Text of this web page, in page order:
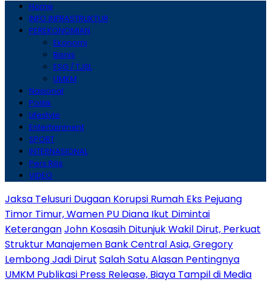
Home
INFO INFRASTRUKTUR
PEREKONOMIAN
Ekonomi
Bisnis
ESG / TJSL
UMKM
Nasional
Politik
Lifestyle
Entertainment
SPORT
INTERNASIONAL
Pers Rilis
VIDEO
Jaksa Telusuri Dugaan Korupsi Rumah Eks Pejuang
Timor Timur, Wamen PU Diana Ikut Dimintai
KeteranganJohn Kosasih Ditunjuk Wakil Dirut, Perkuat
Struktur Manajemen Bank Central Asia, Gregory
Lembong Jadi Dirut Salah Satu Alasan Pentingnya
UMKM Publikasi Press Release, Biaya Tampil di Media